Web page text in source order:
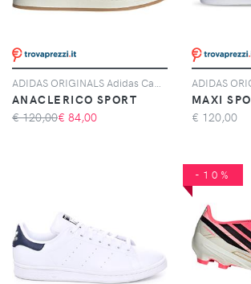
ANACLERICO SPORT
€ 120,00€ 84,00
MAXI
€ 120,00
-10%